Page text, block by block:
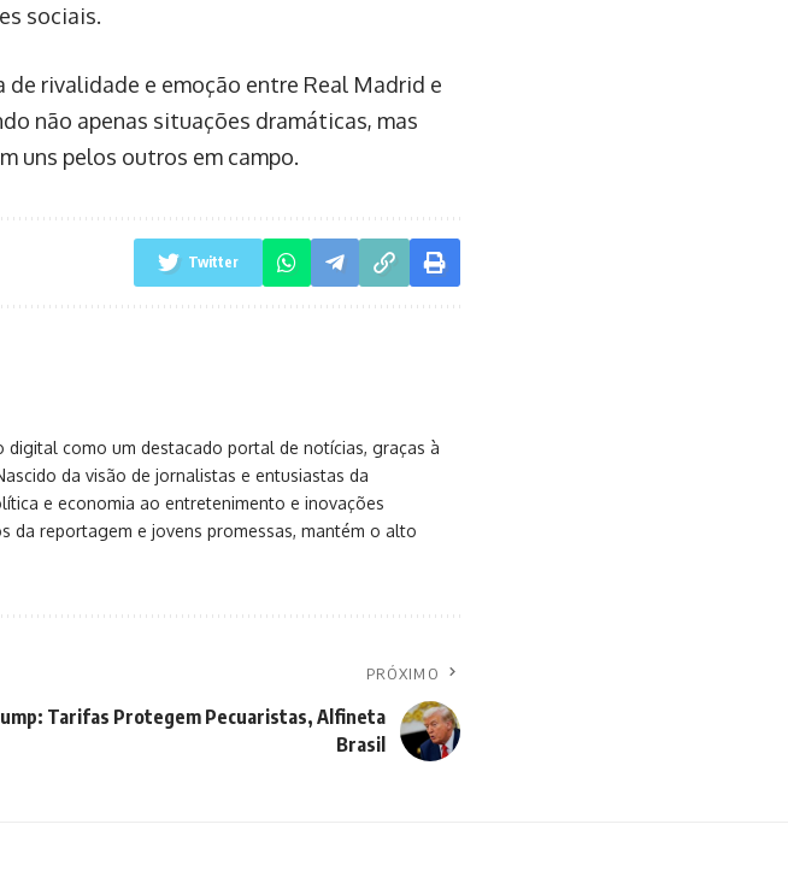
sociais.
rivalidade e emoção entre Real Madrid e
não apenas situações dramáticas, mas
uns pelos outros em campo.
Twitter
digital como um destacado portal de notícias, graças à
da visão de jornalistas e entusiastas da
e economia ao entretenimento e inovações
da reportagem e jovens promessas, mantém o alto
PRÓXIMO
Tarifas Protegem Pecuaristas, Alfineta
Brasil